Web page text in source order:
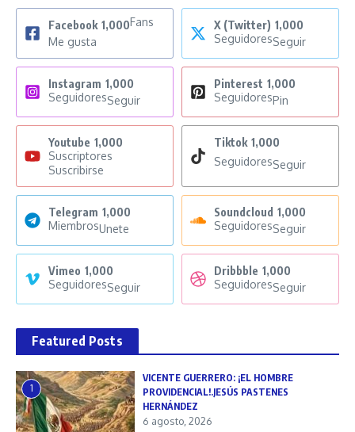
Facebook 1,000Fans
Me gusta
X (Twitter) 1,000
SeguidoresSeguir
Instagram 1,000
SeguidoresSeguir
Pinterest 1,000
SeguidoresPin
Youtube 1,000
Suscriptores
Suscribirse
Tiktok 1,000
SeguidoresSeguir
Telegram 1,000
MiembrosUnete
Soundcloud 1,000
SeguidoresSeguir
Vimeo 1,000
SeguidoresSeguir
Dribbble 1,000
SeguidoresSeguir
Featured Posts
1
VICENTE GUERRERO: ¡EL HOMBRE
PROVIDENCIAL!.JESÚS PASTENES
HERNÁNDEZ
6 agosto, 2026